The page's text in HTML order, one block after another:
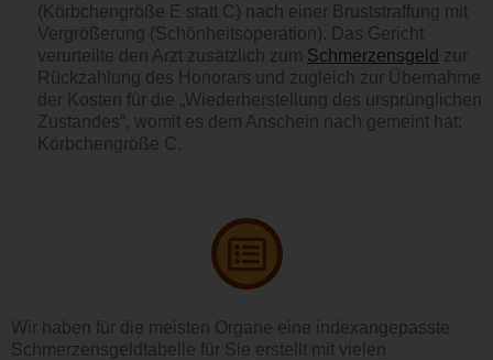
(Körbchengröße E statt C) nach einer Bruststraffung mit
Vergrößerung (Schönheitsoperation). Das Gericht
verurteilte den Arzt zusätzlich zum Schmerzensgeld zur
Rückzahlung des Honorars und zugleich zur Übernahme
der Kosten für die „Wiederherstellung des ursprünglichen
Zustandes“, womit es dem Anschein nach gemeint hat:
Körbchengröße C.
Wir haben für die meisten Organe eine indexangepasste
Schmerzensgeldtabelle für Sie erstellt mit vielen